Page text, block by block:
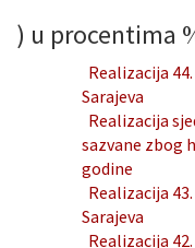
) u procentima
Realizacija
Sarajeva
Realizacija
sazvane zbog
godine
Realizacija
Sarajeva
Realizacija